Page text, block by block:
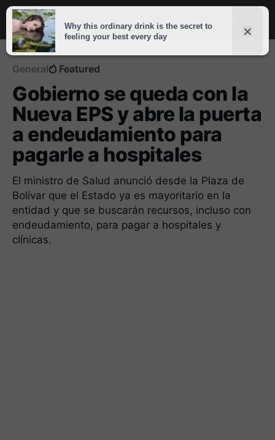
General Featured
Gobierno se queda con la
Nueva EPS y abre la puerta
a endeudamiento para
pagarle a hospitales
El ministro de Salud anunció desde la Plaza de
Bolívar que el Estado ya es mayoritario en la
entidad y que se buscarán recursos, incluso con
endeudamiento, para pagar a hospitales y
clínicas.